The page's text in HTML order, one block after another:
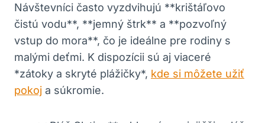
Návštevníci často vyzdvihujú **krištáľovo
čistú vodu**, **jemný štrk** a **pozvoľný
vstup do mora**, čo je ideálne pre rodiny s
malými deťmi. K dispozícii sú aj viaceré
*zátoky a skryté plážičky*, kde si môžete užiť
pokoj a súkromie.